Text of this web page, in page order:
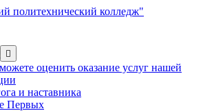
Show
sub
menu
оценить оказание услуг нашей
и наставника
Первых